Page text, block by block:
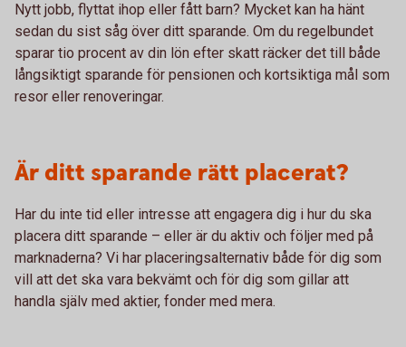
Nytt jobb, flyttat ihop eller fått barn? Mycket kan ha hänt
sedan du sist såg över ditt sparande. Om du regelbundet
sparar tio procent av din lön efter skatt räcker det till både
långsiktigt sparande för pensionen och kortsiktiga mål som
resor eller renoveringar.
Är ditt sparande rätt placerat?
Har du inte tid eller intresse att engagera dig i hur du ska
placera ditt sparande – eller är du aktiv och följer med på
marknaderna? Vi har placeringsalternativ både för dig som
vill att det ska vara bekvämt och för dig som gillar att
handla själv med aktier, fonder med mera.